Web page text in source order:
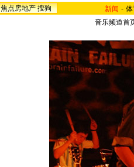
焦点房地产 搜狗 新闻 -
音乐频道首